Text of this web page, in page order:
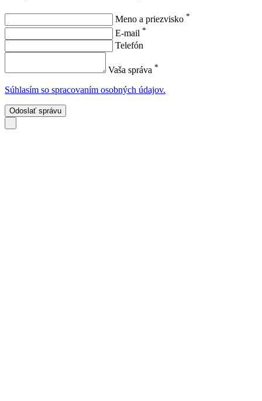
Meno a priezvisko *
E-mail *
Telefón
Vaša správa *
Súhlasím so spracovaním osobných údajov.